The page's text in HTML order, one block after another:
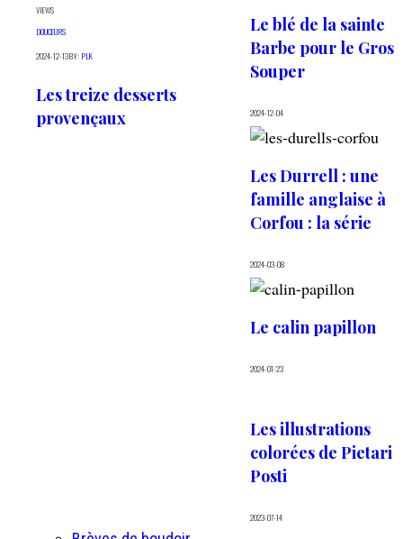
VIEWS
DOUCEURS
2024-12-13BY: PLK
Les treize desserts
provençaux
Le blé de la sainte
Barbe pour le Gros
Souper
2024-12-04
Les Durrell : une
famille anglaise à
Corfou : la série
2024-03-08
Le calin papillon
2024-01-23
Les illustrations
colorées de Pietari
Posti
2023-07-14